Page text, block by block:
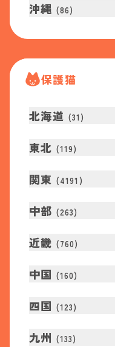
沖縄 (86)
保護猫
北海道 (31 )
東北 (119)
関東 (4191 )
中部 (263)
近畿 (760)
中国 (160)
四国 (123)
九州 (133)